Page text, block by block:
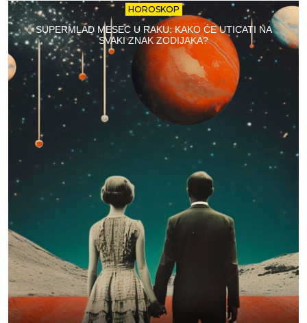
HOROSKOP
SUPERMLAD MESEC U RAKU: KAKO ĆE UTICATI NA
SVAKI ZNAK ZODIJAKA?